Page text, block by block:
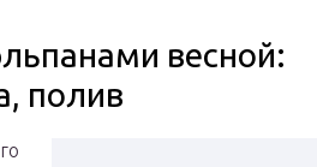
весной:
полив